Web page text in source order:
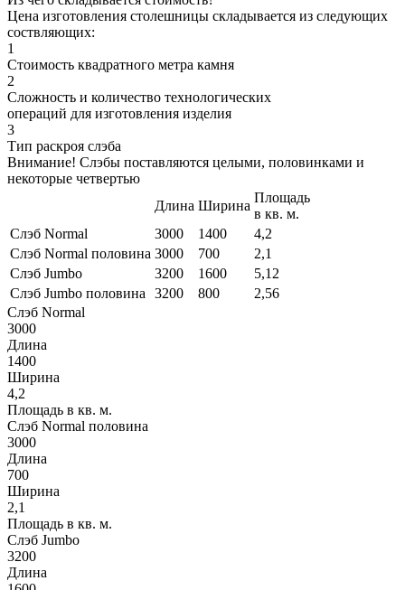
Цена изготовления столешницы складывается из следующих
соствляющих:
1
Стоимость квадратного метра камня
2
Сложность и количество технологических
операций для изготовления изделия
3
Тип раскроя слэба
Внимание! Слэбы поставляются целыми, половинками и
некоторые четвертью
Длина Ширина
Площадь
в кв. м.
Слэб Normal
3000 1400
4,2
Слэб Normal половина 3000 700
2,1
Слэб Jumbo
3200 1600
5,12
Слэб Jumbo половина
3200 800
2,56
Слэб Normal
3000
Длина
1400
Ширина
4,2
Площадь в кв. м.
Слэб Normal половина
3000
Длина
700
Ширина
2,1
Площадь в кв. м.
Слэб Jumbo
3200
Длина